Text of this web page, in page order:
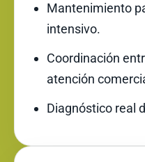
Mantenimiento
intensivo.
Coordinación
atención
Diagnóstico real